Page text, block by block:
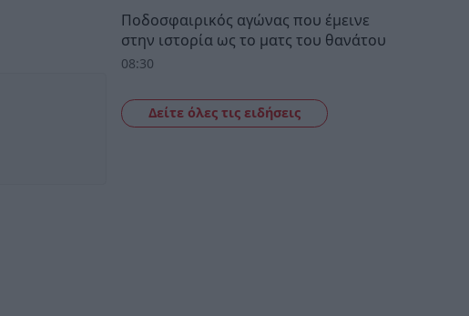
Ποδοσφαιρικός αγώνας που έμεινε
στην ιστορία ως το ματς του θανάτου
08:30
Δείτε όλες τις ειδήσεις